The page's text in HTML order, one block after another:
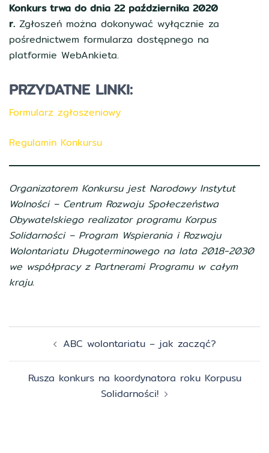
Konkurs trwa do dnia 22 października 2020
r. Zgłoszeń można dokonywać wyłącznie za
pośrednictwem formularza dostępnego na
platformie WebAnkieta.
PRZYDATNE LINKI:
Formularz zgłoszeniowy
Regulamin Konkursu
Organizatorem Konkursu jest Narodowy Instytut
Wolności – Centrum Rozwoju Społeczeństwa
Obywatelskiego realizator programu Korpus
Solidarności – Program Wspierania i Rozwoju
Wolontariatu Długoterminowego na lata 2018-2030
we współpracy z Partnerami Programu w całym
kraju.
Zobacz ABC wolontariatu – jak zacząć?
Rusza konkurs na koordynatora roku Korpusu
Solidarności!